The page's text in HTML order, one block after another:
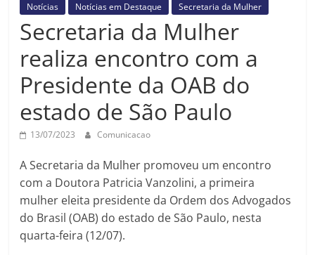
Notícias Notícias em Destaque Secretaria da Mulher
Secretaria da Mulher
realiza encontro com a
Presidente da OAB do
estado de São Paulo
13/07/2023 Comunicacao
A Secretaria da Mulher promoveu um encontro
com a Doutora Patricia Vanzolini, a primeira
mulher eleita presidente da Ordem dos Advogados
do Brasil (OAB) do estado de São Paulo, nesta
quarta-feira (12/07).